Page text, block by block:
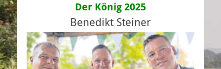
Der König 2025
Benedikt Steiner